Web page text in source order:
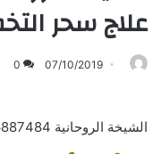
علاج سحر
07/10/2019
0
الشيخة الروحانية 0096176887484|علاج سحر التخطية